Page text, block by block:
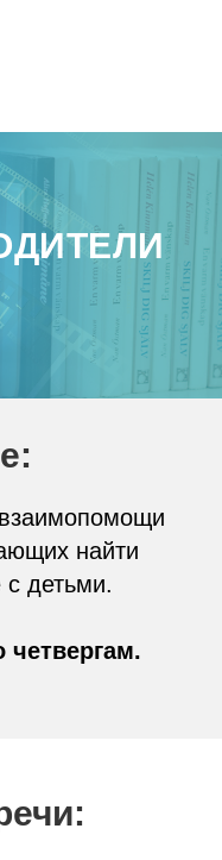
взаимопомощи
найти
детьми.
четвергам.